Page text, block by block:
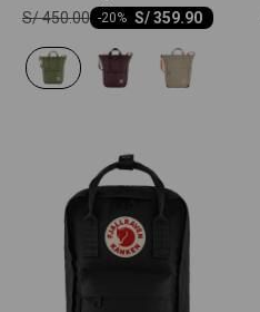
S/359.90
-20
S/450.00